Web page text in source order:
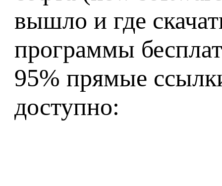
вышло и где
программы
95% прямые
доступно: